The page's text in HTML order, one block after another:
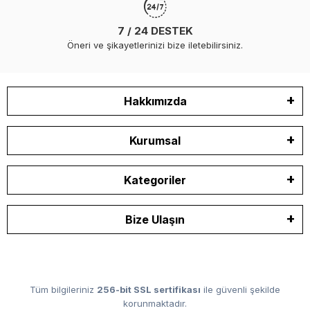
7 / 24 DESTEK
Öneri ve şikayetlerinizi bize iletebilirsiniz.
Hakkımızda
Kurumsal
Kategoriler
Bize Ulaşın
Tüm bilgileriniz 256-bit SSL sertifikası ile güvenli şekilde
korunmaktadır.